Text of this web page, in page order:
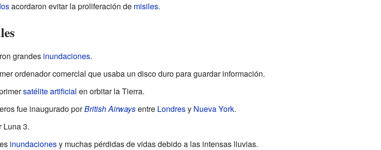
acordaron evitar la proliferación de misiles.
grandes inundaciones.
ordenador comercial que usaba un disco duro para guardar información.
satélite artificial en orbitar la Tierra.
fue inaugurado porBritish Airwaysentre Londresy Nueva York.
3.
inundacionesy muchas pérdidas de vidas debido a las intensas lluvias.